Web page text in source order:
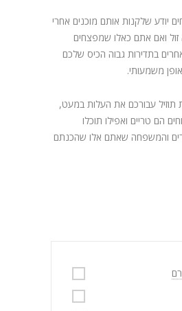
יודע שלקנות אותם מוכנים אחרי
ואם אתם כאלו שמפצחים
בתדירות גבוה הכיס שלכם
משמעותי.
תוזיל עבורכם את העלות במעט,
הם טריים ואפילו תוכלו
והמשפחה שאתם אלו שהכנתם